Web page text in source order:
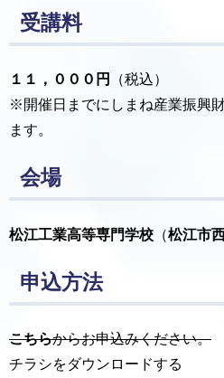
受講料
１１，０００円
（税込）
※開催日までにしまね産業振興
ます。
会場
松江工業高等専門学校 （松江市
申込方法
こちらからお申込みください。
チラシをダウンロードする